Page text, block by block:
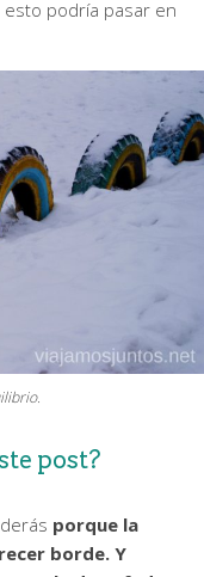
podría pasar en
post?
porque la
borde. Y